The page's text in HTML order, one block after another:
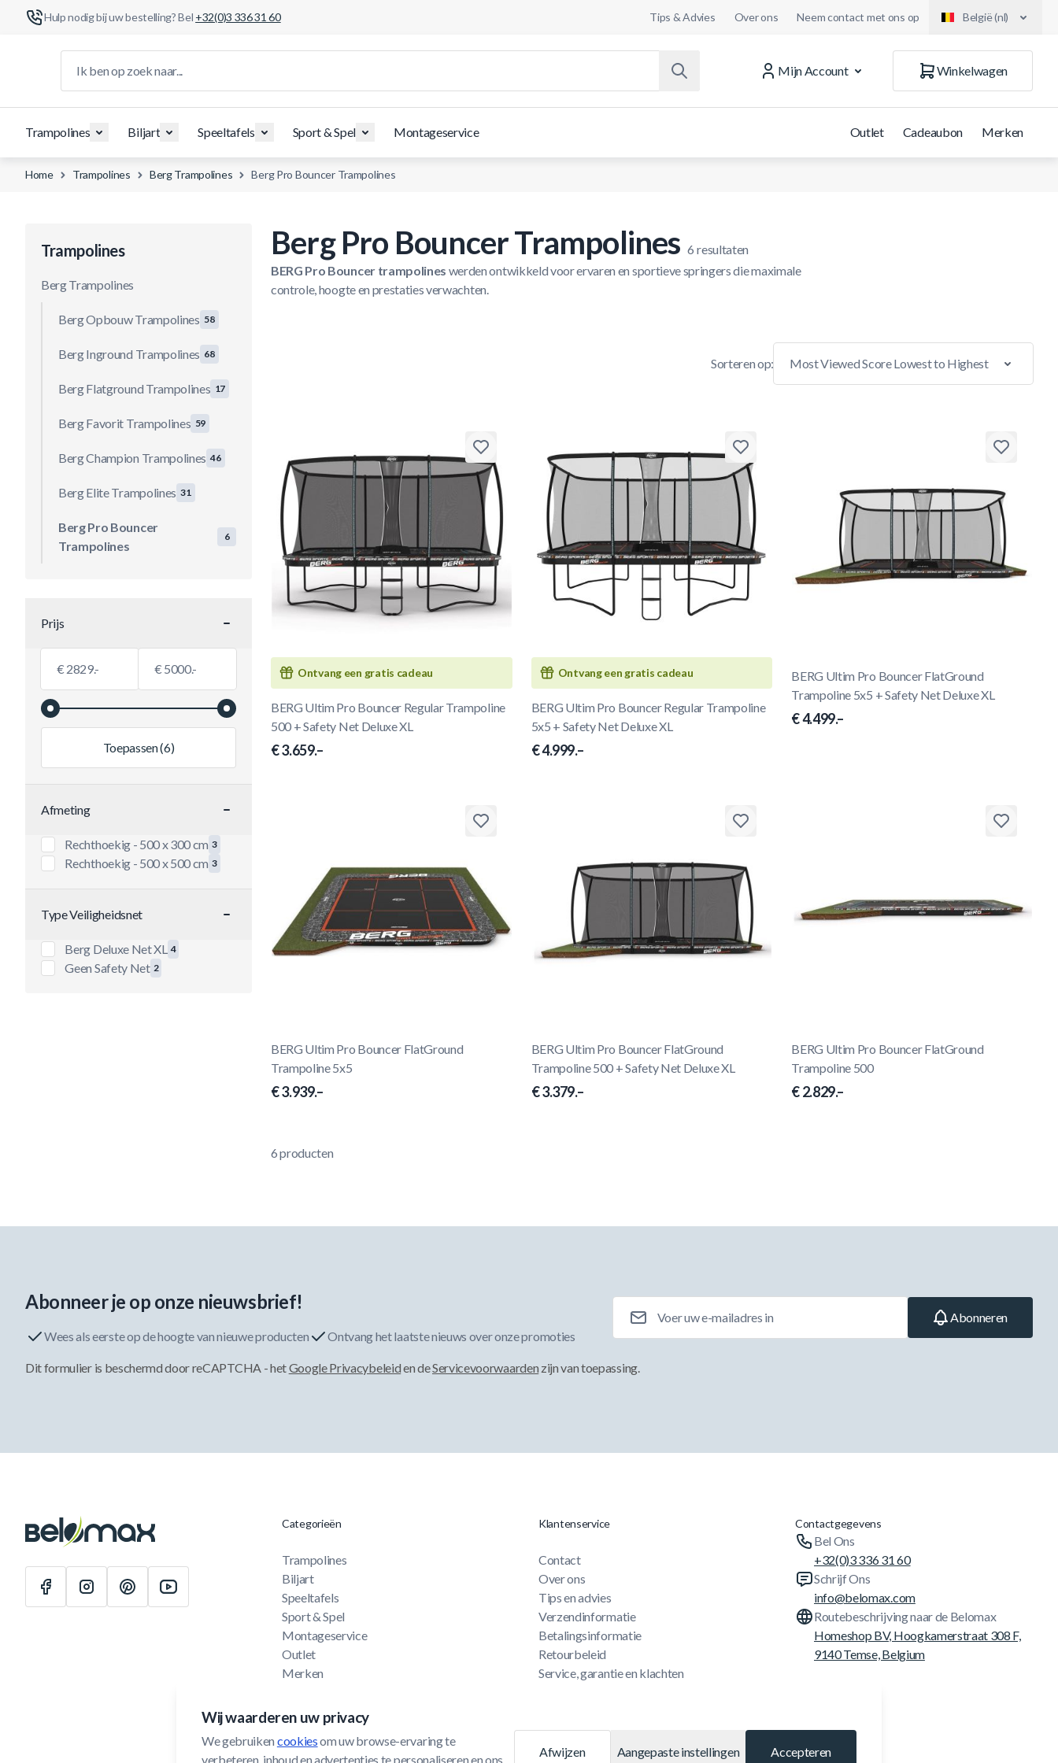
Hulp nodig bij uw bestelling? Bel +32(0)3 336 31 60 Tips & Advies Over ons Neem contact met ons op België (nl)
Mijn Account
Winkelwagen
Trampolines Biljart Speeltafels Sport & Spel Montageservice Outlet Cadeaubon Merken
Home Trampolines Berg Trampolines Berg Pro Bouncer Trampolines
Prijs
€ €
Toepassen(6)
Afmeting
Rechthoekig - 500 x 300 cm 3
producten beschikbaar
Rechthoekig - 500 x 500 cm 3
producten beschikbaar
Type Veiligheidsnet
Berg Deluxe Net XL 4
producten beschikbaar
Geen Safety Net 2
producten beschikbaar
Trampolines
Berg Trampolines
Berg Opbouw Trampolines 58
Berg Inground Trampolines 68
Berg Flatground Trampolines 17
Berg Favorit Trampolines 59
Berg Champion Trampolines 46
Berg Elite Trampolines 31
Berg Pro Bouncer
Trampolines
6
Berg Pro Bouncer Trampolines 6 resultaten
BERG Pro Bouncer trampolines werden ontwikkeld voor ervaren en sportieve springers die maximale
controle, hoogte en prestaties verwachten.
Sorteren op:
Ontvang een gratis cadeau
BERG Ultim Pro Bouncer Regular Trampoline
500 + Safety Net Deluxe XL
€ 3.659.–
Ontvang een gratis cadeau
BERG Ultim Pro Bouncer Regular Trampoline
5x5 + Safety Net Deluxe XL
€ 4.999.–
BERG Ultim Pro Bouncer FlatGround
Trampoline 5x5 + Safety Net Deluxe XL
€ 4.499.–
BERG Ultim Pro Bouncer FlatGround
Trampoline 5x5
€ 3.939.–
BERG Ultim Pro Bouncer FlatGround
Trampoline 500 + Safety Net Deluxe XL
€ 3.379.–
BERG Ultim Pro Bouncer FlatGround
Trampoline 500
€ 2.829.–
6producten
Wij waarderen uw privacy
We gebruiken cookies om uw browse-ervaring te
verbeteren, inhoud en advertenties te personaliseren en ons
Afwijzen Aangepaste instellingen Accepteren
Abonneer je op onze nieuwsbrief!
Wees als eerste op de hoogte van nieuwe producten Ontvang het laatste nieuws over onze promoties
Abonneren
Dit formulier is beschermd door reCAPTCHA - hetGoogle Privacybeleiden deServicevoorwaarden zijn van toepassing.
Categorieën
Trampolines
Biljart
Speeltafels
Sport & Spel
Montageservice
Outlet
Merken
Klantenservice
Contact
Over ons
Tips en advies
Verzendinformatie
Betalingsinformatie
Retourbeleid
Service, garantie en klachten
Cookie-instellingen
Contactgegevens
Bel Ons
+32(0)3 336 31 60
Schrijf Ons
info@belomax.com
Routebeschrijving naar de Belomax
Homeshop BV, Hoogkamerstraat 308 F,
9140 Temse, Belgium